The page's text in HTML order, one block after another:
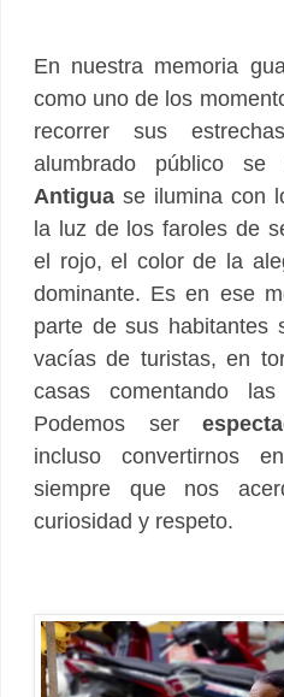
En nuestra memoria
como uno de los
recorrer sus
alumbrado público
Antigua se ilumina con
la luz de los faroles de
el rojo, el color de la
dominante. Es en ese
parte de sus habitantes
vacías de turistas, en
casas comentando
Podemos ser
incluso convertirnos
siempre que nos
curiosidad y respeto.